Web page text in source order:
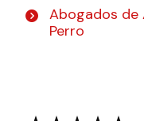
Abogados de
Perro